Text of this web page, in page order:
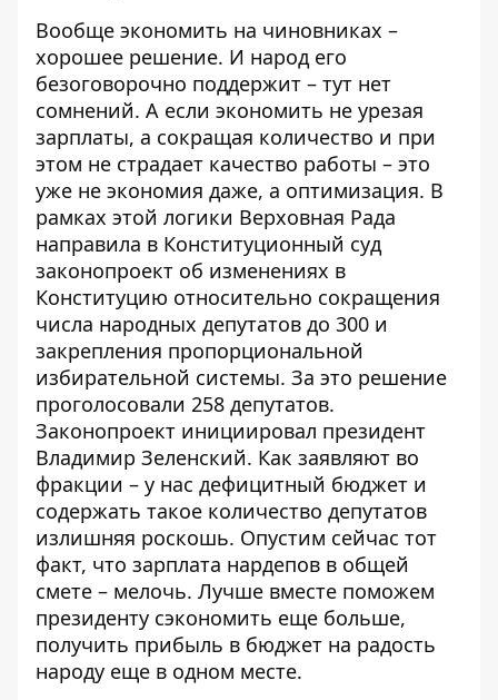
Вообще экономить на чиновниках –
хорошее решение. И народ его
безоговорочно поддержит – тут нет
сомнений. А если экономить не урезая
зарплаты, а сокращая количество и при
этом не страдает качество работы – это
уже не экономия даже, а оптимизация. В
рамках этой логики Верховная Рада
направила в Конституционный суд
законопроект об изменениях в
Конституцию относительно сокращения
числа народных депутатов до 300 и
закрепления пропорциональной
избирательной системы. За это решение
проголосовали 258 депутатов.
Законопроект инициировал президент
Владимир Зеленский. Как заявляют во
фракции – у нас дефицитный бюджет и
содержать такое количество депутатов
излишняя роскошь. Опустим сейчас тот
факт, что зарплата нардепов в общей
смете – мелочь. Лучше вместе поможем
президенту сэкономить еще больше,
получить прибыль в бюджет на радость
народу еще в одном месте.